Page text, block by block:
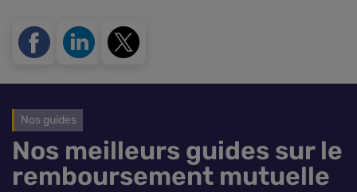
Nos guides
Nos meilleurs guides sur le
remboursement mutuelle